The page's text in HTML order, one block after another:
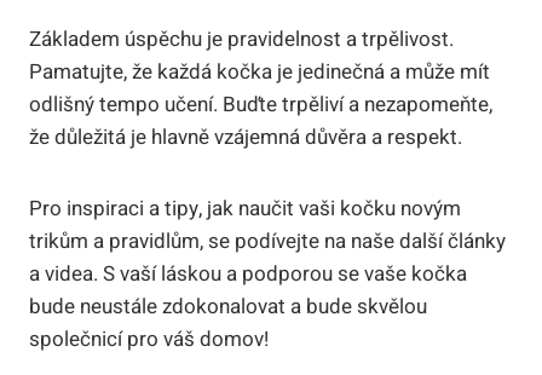
Základem úspěchu je pravidelnost a trpělivost.
Pamatujte, že každá kočka je jedinečná a může mít
odlišný tempo učení. Buďte trpěliví a nezapomeňte,
že důležitá je hlavně vzájemná důvěra a respekt.
Pro inspiraci a tipy, jak naučit vaši kočku novým
trikům a pravidlům, se podívejte na naše další články
a videa. S vaší láskou a podporou se vaše kočka
bude neustále zdokonalovat a bude skvělou
společnicí pro váš domov!